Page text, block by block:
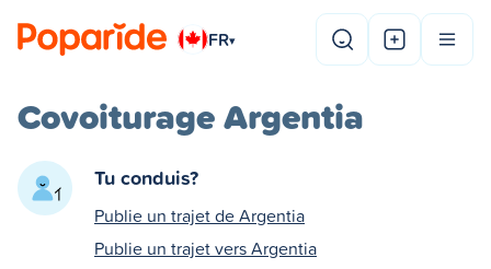
FR▾
Covoiturage Argentia
Tu conduis?
Publie un trajet de Argentia
Publie un trajet vers Argentia